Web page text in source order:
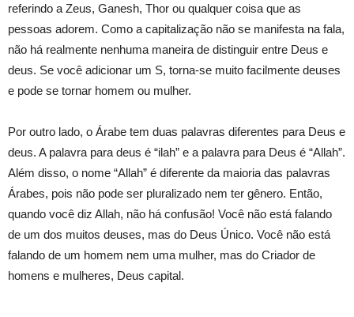
referindo a Zeus, Ganesh, Thor ou qualquer coisa que as
pessoas adorem. Como a capitalização não se manifesta na fala,
não há realmente nenhuma maneira de distinguir entre Deus e
deus. Se você adicionar um S, torna-se muito facilmente deuses
e pode se tornar homem ou mulher.
Por outro lado, o Árabe tem duas palavras diferentes para Deus e
deus. A palavra para deus é “ilah” e a palavra para Deus é “Allah”.
Além disso, o nome “Allah” é diferente da maioria das palavras
Árabes, pois não pode ser pluralizado nem ter gênero. Então,
quando você diz Allah, não há confusão! Você não está falando
de um dos muitos deuses, mas do Deus Único. Você não está
falando de um homem nem uma mulher, mas do Criador de
homens e mulheres, Deus capital.